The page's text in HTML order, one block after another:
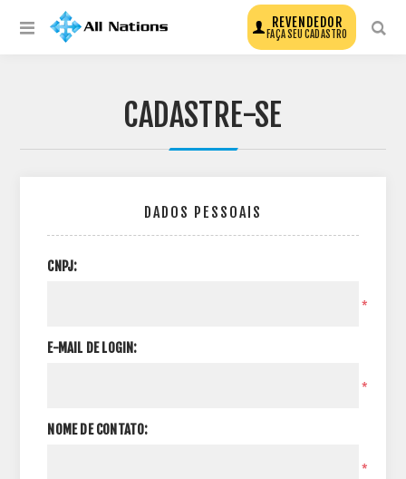
REVENDEDOR
FAÇA SEU CADASTRO
CADASTRE-SE
DADOS PESSOAIS
CNPJ:
*
E-MAIL DE LOGIN:
*
NOME DE CONTATO:
*